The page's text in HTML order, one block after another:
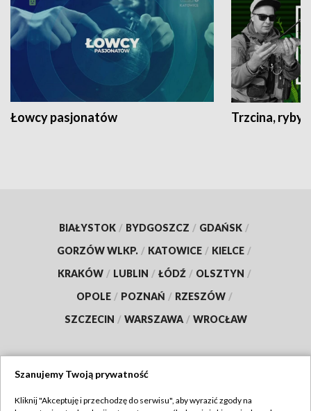
Łowcy pasjonatów Trzcina, ryby
BIAŁYSTOK / BYDGOSZCZ / GDAŃSK /
GORZÓW WLKP. / KATOWICE / KIELCE /
KRAKÓW / LUBLIN / ŁÓDŹ / OLSZTYN /
OPOLE / POZNAŃ / RZESZÓW /
SZCZECIN / WARSZAWA / WROCŁAW
Szanujemy Twoją prywatność
Kliknij "Akceptuję i przechodzę do serwisu", aby wyrazić zgody na